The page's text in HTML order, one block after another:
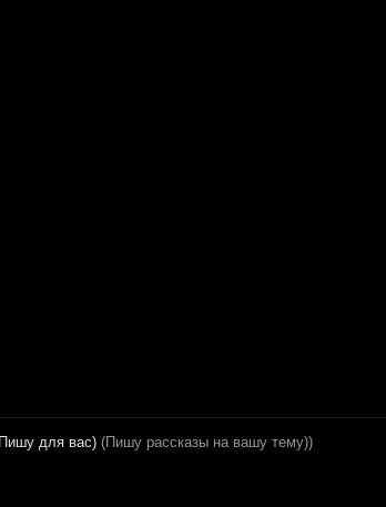
Пишу для вас) (Пишу рассказы на вашу тему))